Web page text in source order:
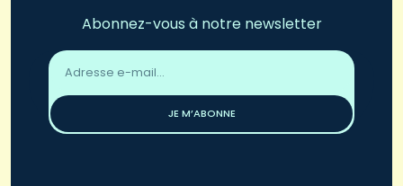
Abonnez-vous à notre newsletter
Adresse
email
JE M’ABONNE